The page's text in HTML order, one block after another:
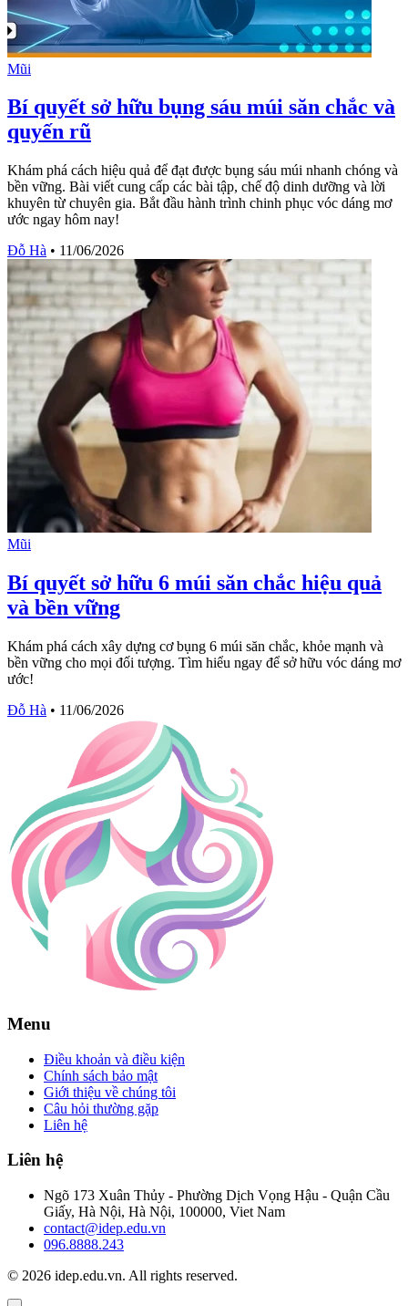
Mũi
Bí quyết sở hữu bụng sáu múi săn chắc và
quyến rũ
Khám phá cách hiệu quả để đạt được bụng sáu múi nhanh chóng và
bền vững. Bài viết cung cấp các bài tập, chế độ dinh dưỡng và lời
khuyên từ chuyên gia. Bắt đầu hành trình chinh phục vóc dáng mơ
ước ngay hôm nay!
Đỗ Hà • 11/06/2026
Mũi
Bí quyết sở hữu 6 múi săn chắc hiệu quả
và bền vững
Khám phá cách xây dựng cơ bụng 6 múi săn chắc, khỏe mạnh và
bền vững cho mọi đối tượng. Tìm hiểu ngay để sở hữu vóc dáng mơ
ước!
Đỗ Hà • 11/06/2026
Menu
Điều khoản và điều kiện
Chính sách bảo mật
Giới thiệu về chúng tôi
Câu hỏi thường gặp
Liên hệ
Liên hệ
Ngõ 173 Xuân Thủy - Phường Dịch Vọng Hậu - Quận Cầu
Giấy, Hà Nội, Hà Nội, 100000, Viet Nam
contact@idep.edu.vn
096.8888.243
© 2026 idep.edu.vn. All rights reserved.